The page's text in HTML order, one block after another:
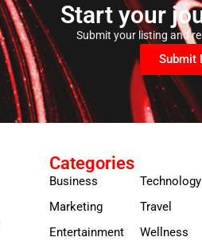
Start your
Submit your listing and
Submit
Categories
Business
Marketing
Entertainment
Technology
Travel
Wellness